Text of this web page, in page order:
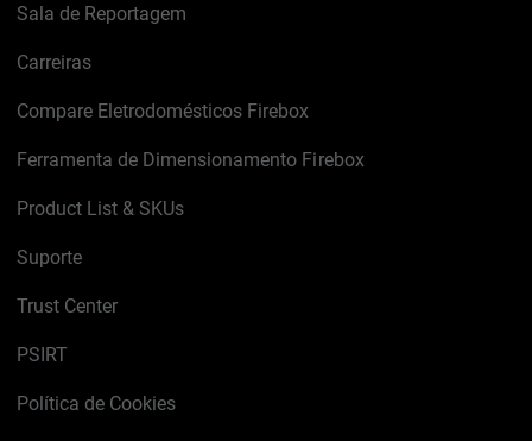
Sala de Reportagem
Carreiras
Compare Eletrodomésticos Firebox
Ferramenta de Dimensionamento Firebox
Product List & SKUs
Suporte
Trust Center
PSIRT
Política de Cookies